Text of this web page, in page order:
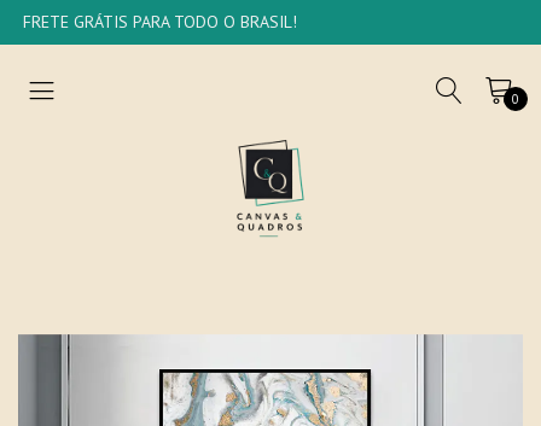
FRETE GRÁTIS PARA TODO O BRASIL!
0